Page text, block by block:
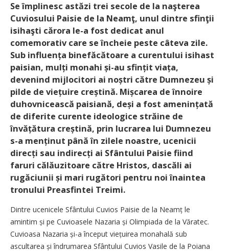
Se împlinesc astăzi trei secole de la naşterea
Cuviosului Paisie de la Neamţ, unul dintre sfinţii
isihaşti cărora le-a fost dedicat anul
comemorativ care se încheie peste câteva zile.
Sub influența binefăcătoare a curentului isihast
paisian, mulți monahi și-au sfințit viața,
devenind mijlocitori ai noștri către Dumnezeu și
pilde de viețuire creștină. Mișcarea de înnoire
duhovnicească paisiană, deși a fost amenințată
de diferite curente ideologice străine de
învățătura creștină, prin lucrarea lui Dumnezeu
s-a menținut până în zilele noastre, ucenicii
direcți sau indirecți ai Sfântului Paisie fiind
faruri călăuzitoare către Hristos, dascăli ai
rugăciunii și mari rugători pentru noi înaintea
tronului Preasfintei Treimi.
Dintre ucenicele Sfântului Cuvios Paisie de la Neamț le
amintim și pe Cuvioasele Nazaria și Olimpiada de la Văratec.
Cuvioasa Nazaria și-a început viețuirea monahală sub
ascultarea și îndrumarea Sfântului Cuvios Vasile de la Poiana